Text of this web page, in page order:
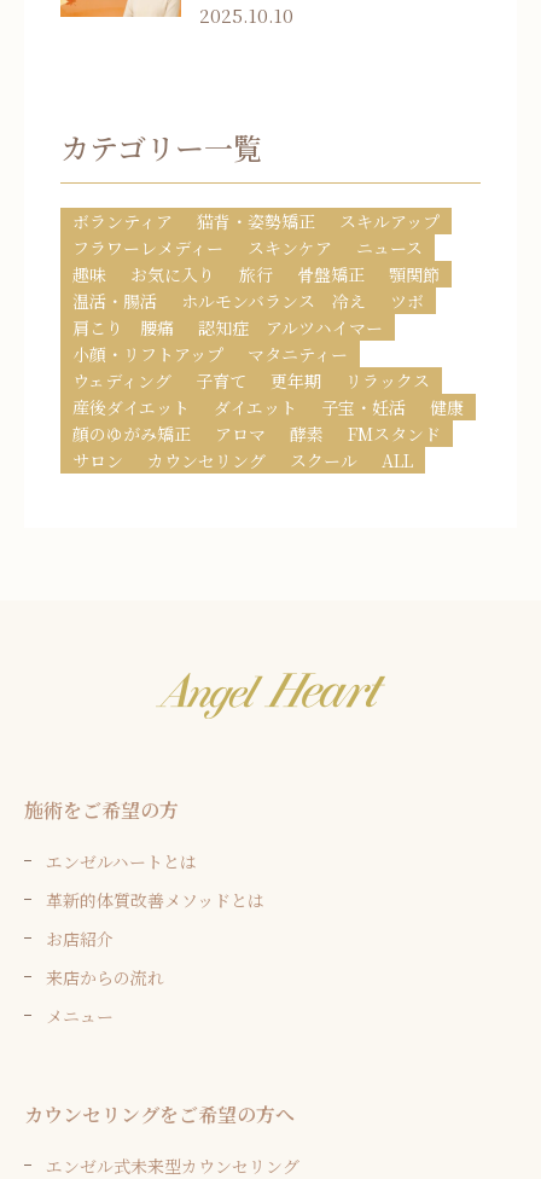
2025.10.10
カテゴリー一覧
ボランティア 猫背・姿勢矯正
スキルアップ
フラワーレメディー
スキンケア
ニュース
趣味
お気に入り 旅行 骨盤矯正
顎関節
温活・腸活
ホルモンバランス 冷え
ツボ
肩こり 腰痛
認知症 アルツハイマー
小顔・リフトアップ
マタニティー
ウェディング
子育て 更年期
リラックス
産後ダイエット
ダイエット 子宝・妊活
健康
顔のゆがみ矯正
アロマ 酵素
FMスタンド
サロン
カウンセリング スクール ALL
施術をご希望の方
エンゼルハートとは
革新的体質改善メソッドとは
お店紹介
来店からの流れ
メニュー
カウンセリングをご希望の方へ
エンゼル式未来型カウンセリング